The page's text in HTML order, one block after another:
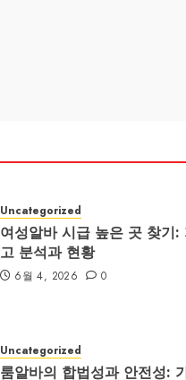
Uncategorized
여성알바 시급 높은 곳 찾기
고 분석과 현황
6월 4, 2026 0
Uncategorized
룸알바의 합법성과 안전성: